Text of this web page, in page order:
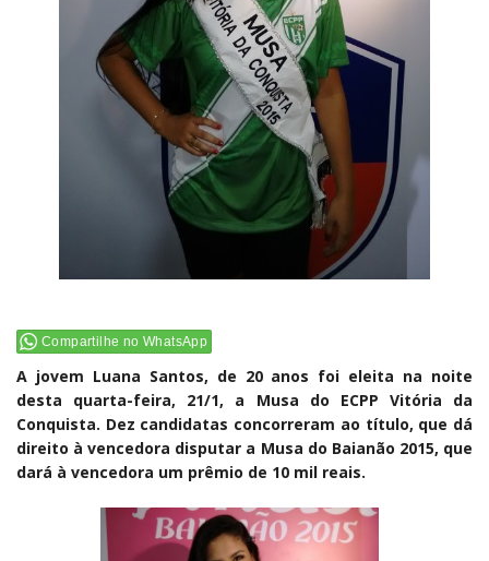
Compartilhe no WhatsApp
A jovem Luana Santos, de 20 anos foi eleita na noite
desta quarta-feira, 21/1, a Musa do ECPP Vitória da
Conquista. Dez candidatas concorreram ao título, que dá
direito à vencedora disputar a Musa do Baianão 2015, que
dará à vencedora um prêmio de 10 mil reais.